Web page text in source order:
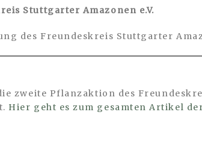
Stuttgarter Amazonen e.V.
des Freundeskreis Stuttgarter
zweite Pflanzaktion des
Hier geht es zum gesamten Artikel